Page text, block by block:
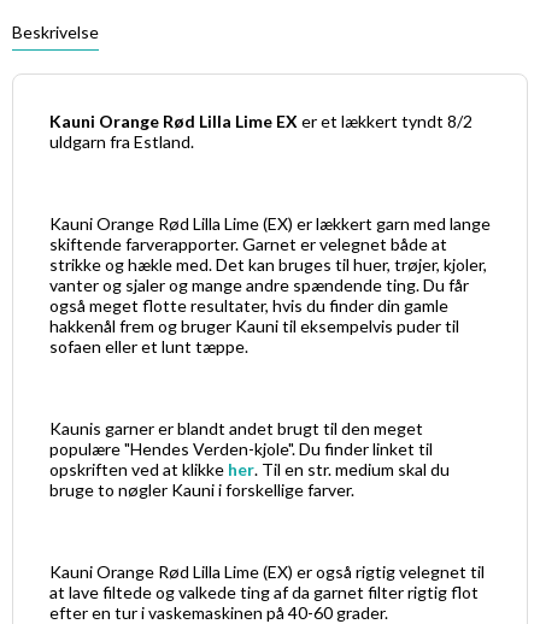
Beskrivelse
Kauni Orange Rød Lilla Lime EX er et lækkert tyndt 8/2
uldgarn fra Estland.
Kauni Orange Rød Lilla Lime (EX) er lækkert garn med lange
skiftende farverapporter. Garnet er velegnet både at
strikke og hækle med. Det kan bruges til huer, trøjer, kjoler,
vanter og sjaler og mange andre spændende ting. Du får
også meget flotte resultater, hvis du finder din gamle
hakkenål frem og bruger Kauni til eksempelvis puder til
sofaen eller et lunt tæppe.
Kaunis garner er blandt andet brugt til den meget
populære "Hendes Verden-kjole". Du finder linket til
opskriften ved at klikke her. Til en str. medium skal du
bruge to nøgler Kauni i forskellige farver.
Kauni Orange Rød Lilla Lime (EX) er også rigtig velegnet til
at lave filtede og valkede ting af da garnet filter rigtig flot
efter en tur i vaskemaskinen på 40-60 grader.